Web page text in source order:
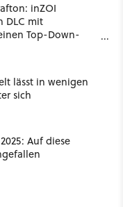
inZOI
DLC mit
Top-Down-
lässt in wenigen
sich
Auf diese